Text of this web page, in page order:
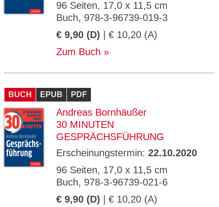
96 Seiten, 17,0 x 11,5 cm
Buch, 978-3-96739-019-3
€ 9,90 (D) | € 10,20 (A)
Zum Buch
BUCH EPUB PDF
Andreas Bornhäußer
30 MINUTEN
GESPRÄCHSFÜHRUNG
Erscheinungstermin: 22.10.2020
96 Seiten, 17,0 x 11,5 cm
Buch, 978-3-96739-021-6
€ 9,90 (D) | € 10,20 (A)